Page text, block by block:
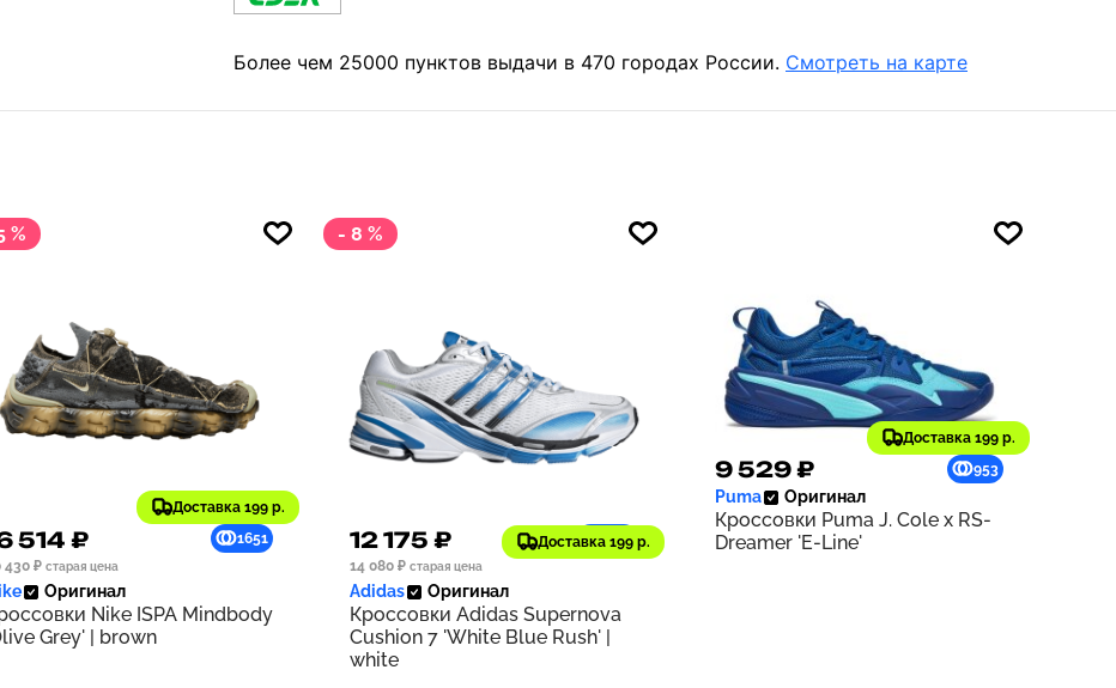
Более чем 25000 пунктов выдачи в 470 городах России. Смотреть на карте
%
Доставка 199 р.
514 ₽
1651
430 ₽ старая цена
Оригинал
Nike ISPA Mindbody
Grey' | brown
- 8 %
Доставка 199 р.
12 175 ₽
1218
14 080 ₽ старая цена
Adidas Оригинал
Кроссовки Adidas Supernova
Cushion 7 'White Blue Rush' |
white
Доставка 199 р.
9 529 ₽ 953
Puma Оригинал
Кроссовки Puma J. Cole x RS-
Dreamer 'E-Line'